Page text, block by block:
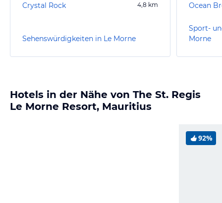
Crystal Rock 4,8 km
Sehenswürdigkeiten in Le Morne
Ocean
Sport-
Morne
Hotels in der Nähe von The St. Regis
Le Morne Resort, Mauritius
92%